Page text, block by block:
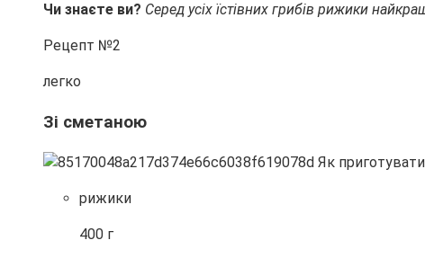
Чи знаєте ви? Серед усіх їстівних грибів рижики
Рецепт №2
легко
Зі сметаною
рижики
400 г